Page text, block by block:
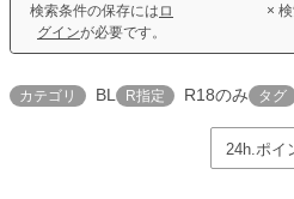
検索条件の保存には ロ
グインが必要です。
×
カテゴリ BL R指定 R18のみ タグ